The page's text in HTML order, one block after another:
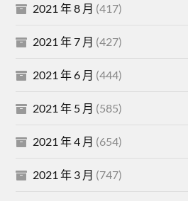
2021 年 8 月 (417)
2021 年 7 月 (427)
2021 年 6 月 (444)
2021 年 5 月 (585)
2021 年 4 月 (654)
2021 年 3 月 (747)